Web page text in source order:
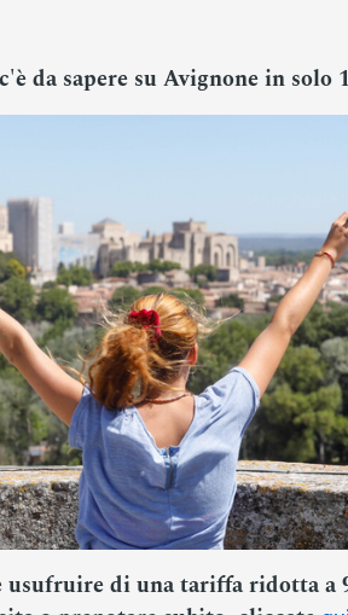
da sapere su Avignone in solo
usufruire di una tariffa ridotta a